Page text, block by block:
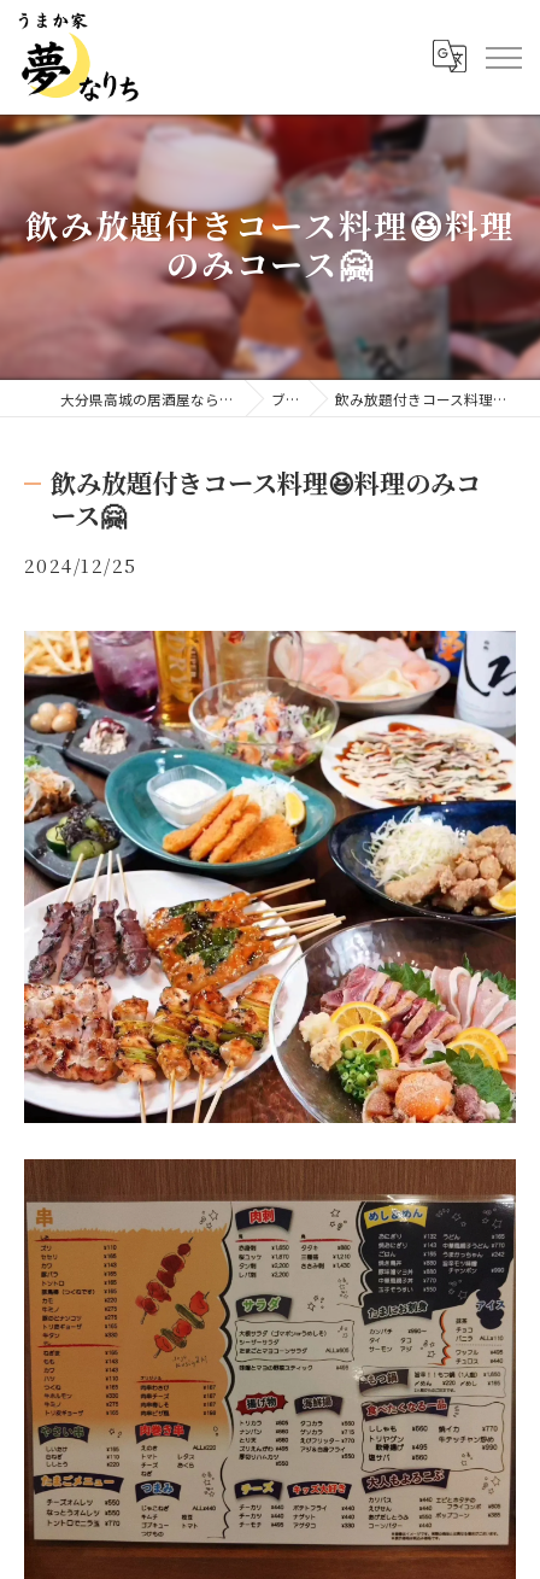
飲み放題付きコース料理😆料理
のみコース🤗
大分県高城の居酒屋ならうまか家 夢なりち ブログ 飲み放題付きコース料理😆料理のみコース🤗
飲み放題付きコース料理😆料理のみコ
ース🤗
2024/12/25